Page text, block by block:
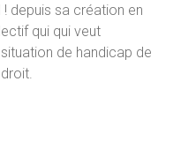
depuis sa création en
qui qui veut
de handicap de